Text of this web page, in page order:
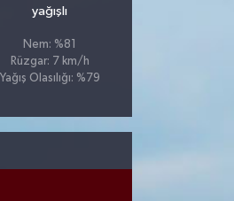
yağışlı
Nem: %81
Rüzgar: 7 km/h
Yağış Olasılığı: %79